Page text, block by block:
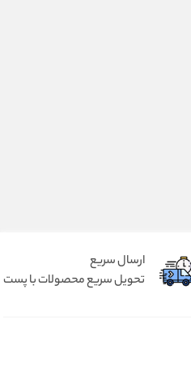
ارسال سریع
تحویل سریع محصولات با پست